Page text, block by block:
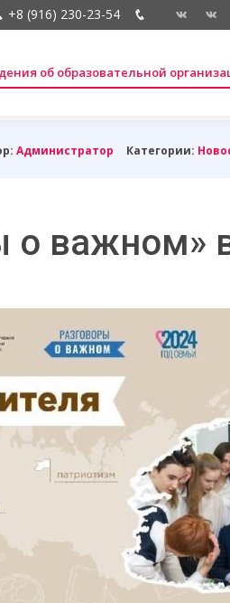
+8 (916) 230-23-54
об образовательной
Администратор Категории:
о важном»